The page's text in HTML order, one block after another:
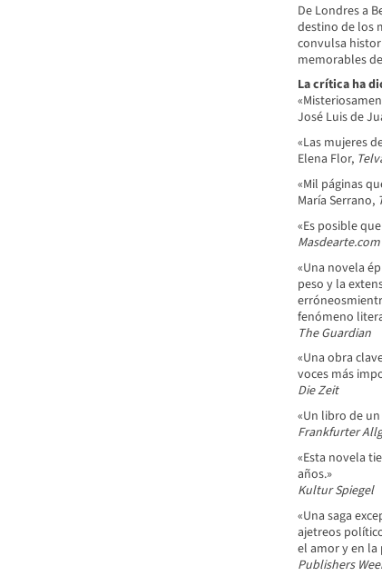
De Londres a
destino de los
convulsa
memorables
La crítica ha
José Luis de
«Las mujeres
Elena Flor,
«Mil páginas
María Serrano,
«Es posible
Masdearte.com
«Una novela
peso y la
fenómeno
The Guardian
«Una obra
voces más
DieZeit
«Un libro de
Frankfurter
«Esta novela
años.»
Kultur Spiegel
«Una saga
ajetreos
el amor y en la
Publishers